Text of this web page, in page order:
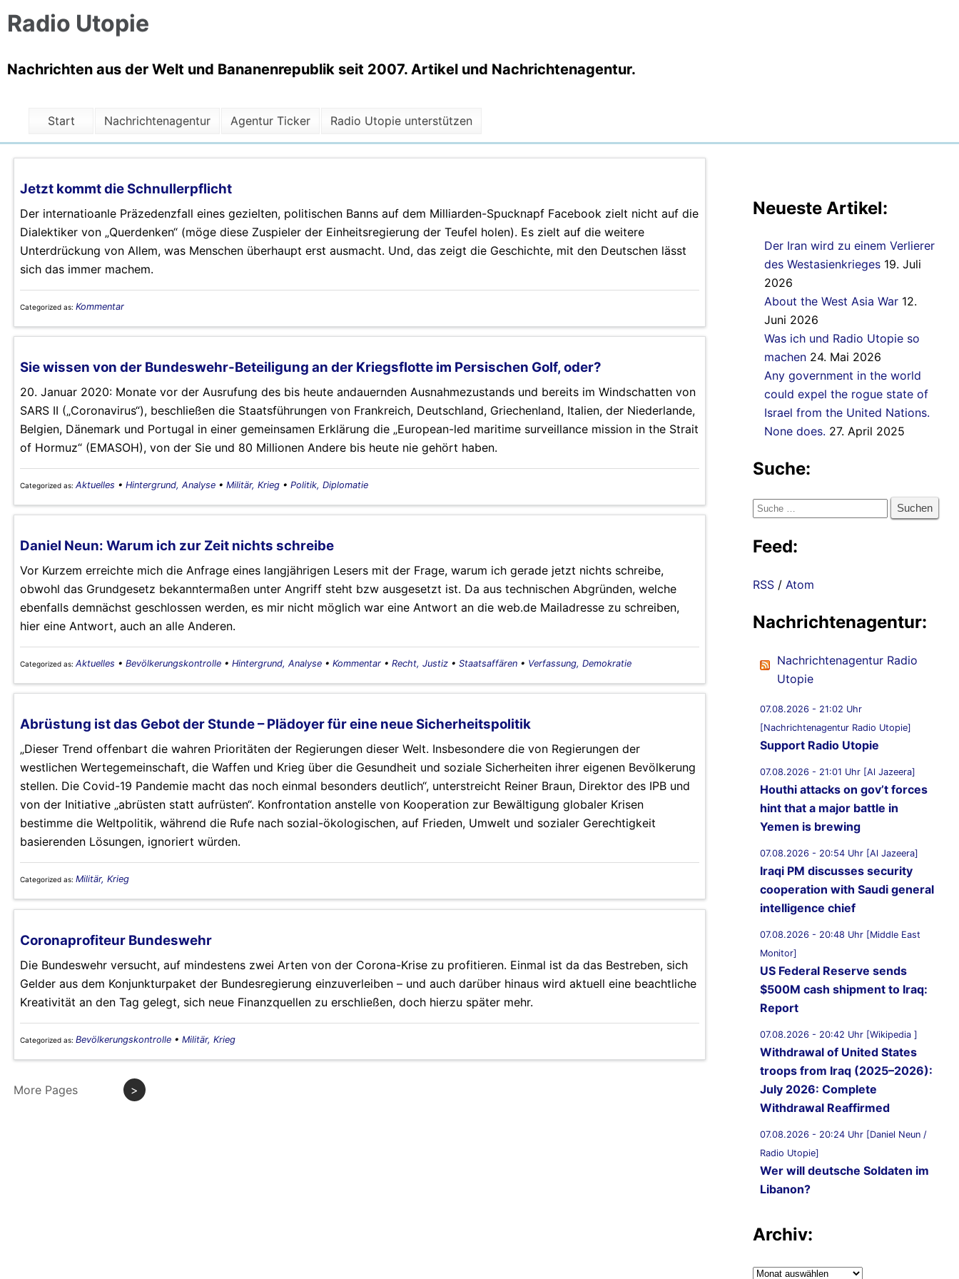
Radio Utopie
Nachrichten aus der Welt und Bananenrepublik seit 2007. Artikel und Nachrichtenagentur.
Start Nachrichtenagentur Agentur Ticker Radio Utopie unterstützen
Jetzt kommt die Schnullerpflicht
Der internatioanle Präzedenzfall eines gezielten, politischen Banns auf dem Milliarden-Spucknapf Facebook zielt nicht auf die
Dialektiker von „Querdenken“ (möge diese Zuspieler der Einheitsregierung der Teufel holen). Es zielt auf die weitere
Unterdrückung von Allem, was Menschen überhaupt erst ausmacht. Und, das zeigt die Geschichte, mit den Deutschen lässt
sich das immer machem.
Categorized as: Kommentar
Sie wissen von der Bundeswehr-Beteiligung an der Kriegsflotte im Persischen Golf, oder?
20. Januar 2020: Monate vor der Ausrufung des bis heute andauernden Ausnahmezustands und bereits im Windschatten von
SARS II („Coronavirus“), beschließen die Staatsführungen von Frankreich, Deutschland, Griechenland, Italien, der Niederlande,
Belgien, Dänemark und Portugal in einer gemeinsamen Erklärung die „European-led maritime surveillance mission in the Strait
of Hormuz“ (EMASOH), von der Sie und 80 Millionen Andere bis heute nie gehört haben.
Categorized as: Aktuelles • Hintergrund, Analyse • Militär, Krieg • Politik, Diplomatie
Daniel Neun: Warum ich zur Zeit nichts schreibe
Vor Kurzem erreichte mich die Anfrage eines langjährigen Lesers mit der Frage, warum ich gerade jetzt nichts schreibe,
obwohl das Grundgesetz bekanntermaßen unter Angriff steht bzw ausgesetzt ist. Da aus technischen Abgründen, welche
ebenfalls demnächst geschlossen werden, es mir nicht möglich war eine Antwort an die web.de Mailadresse zu schreiben,
hier eine Antwort, auch an alle Anderen.
Categorized as: Aktuelles • Bevölkerungskontrolle • Hintergrund, Analyse • Kommentar • Recht, Justiz • Staatsaffären • Verfassung, Demokratie
Abrüstung ist das Gebot der Stunde – Plädoyer für eine neue Sicherheitspolitik
„Dieser Trend offenbart die wahren Prioritäten der Regierungen dieser Welt. Insbesondere die von Regierungen der
westlichen Wertegemeinschaft, die Waffen und Krieg über die Gesundheit und soziale Sicherheiten ihrer eigenen Bevölkerung
stellen. Die Covid-19 Pandemie macht das noch einmal besonders deutlich“, unterstreicht Reiner Braun, Direktor des IPB und
von der Initiative „abrüsten statt aufrüsten“. Konfrontation anstelle von Kooperation zur Bewältigung globaler Krisen
bestimme die Weltpolitik, während die Rufe nach sozial-ökologischen, auf Frieden, Umwelt und sozialer Gerechtigkeit
basierenden Lösungen, ignoriert würden.
Categorized as: Militär, Krieg
Coronaprofiteur Bundeswehr
Die Bundeswehr versucht, auf mindestens zwei Arten von der Corona-Krise zu profitieren. Einmal ist da das Bestreben, sich
Gelder aus dem Konjunkturpaket der Bundesregierung einzuverleiben – und auch darüber hinaus wird aktuell eine beachtliche
Kreativität an den Tag gelegt, sich neue Finanzquellen zu erschließen, doch hierzu später mehr.
Categorized as: Bevölkerungskontrolle • Militär, Krieg
More Pages >
Neueste Artikel:
Der Iran wird zu einem Verlierer
des Westasienkrieges 19. Juli
2026
About the West Asia War 12.
Juni 2026
Was ich und Radio Utopie so
machen 24. Mai 2026
Any government in the world
could expel the rogue state of
Israel from the United Nations.
None does. 27. April 2025
Suche:
Suche
Feed:
RSS / Atom
Nachrichtenagentur:
Nachrichtenagentur Radio
Utopie
07.08.2026 - 21:02 Uhr
[Nachrichtenagentur Radio Utopie]
Support Radio Utopie
07.08.2026 - 21:01 Uhr [Al Jazeera]
Houthi attacks on gov’t forces
hint that a major battle in
Yemen is brewing
07.08.2026 - 20:54 Uhr [Al Jazeera]
Iraqi PM discusses security
cooperation with Saudi general
intelligence chief
07.08.2026 - 20:48 Uhr [Middle East
Monitor]
US Federal Reserve sends
$500M cash shipment to Iraq:
Report
07.08.2026 - 20:42 Uhr [Wikipedia ]
Withdrawal of United States
troops from Iraq (2025–2026):
July 2026: Complete
Withdrawal Reaffirmed
07.08.2026 - 20:24 Uhr [Daniel Neun /
Radio Utopie]
Wer will deutsche Soldaten im
Libanon?
Eye]
of countries that could send
Archiv:
Archiv: